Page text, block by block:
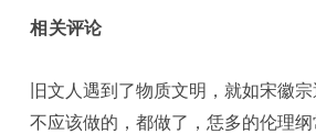
相关评论
旧文人遇到了物质文明，就如宋徽
不应该做的，都做了，恁多的伦理